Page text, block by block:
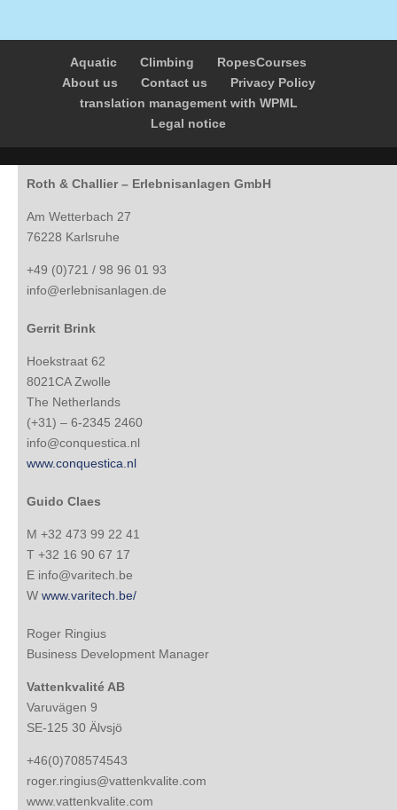
Aquatic Climbing
RopesCourses
About us
Contact us
Privacy Policy
translation management with WPML
Legal notice
Roth & Challier – Erlebnisanlagen GmbH
Am Wetterbach 27
76228 Karlsruhe
+49 (0)721 / 98 96 01 93
info@erlebnisanlagen.de
Gerrit Brink
Hoekstraat 62
8021CA Zwolle
The Netherlands
(+31) – 6-2345 2460
info@conquestica.nl
www.conquestica.nl
Guido Claes
M +32 473 99 22 41
T +32 16 90 67 17
E info@varitech.be
W www.varitech.be/
Roger Ringius
Business Development Manager
Vattenkvalité AB
Varuvägen 9
SE-125 30 Älvsjö
+46(0)708574543
roger.ringius@vattenkvalite.com
www.vattenkvalite.com